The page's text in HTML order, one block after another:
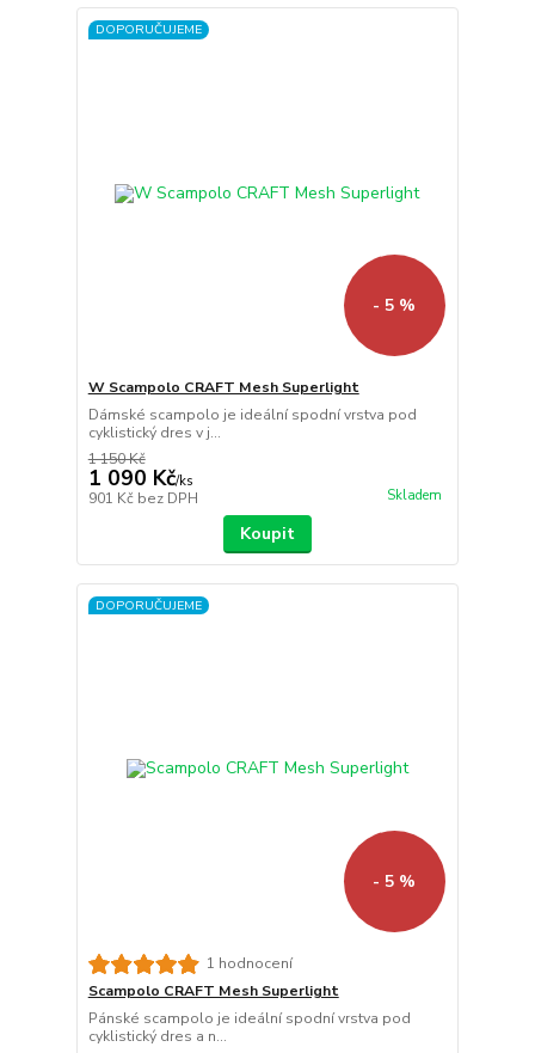
DOPORUČUJEME
- 5 %
W Scampolo CRAFT Mesh Superlight
Dámské scampolo je ideální spodní vrstva pod
cyklistický dres v j...
1 150 Kč
1 090 Kč/ks
901 Kč bez DPH Skladem
Koupit
DOPORUČUJEME
- 5 %
1 hodnocení
Scampolo CRAFT Mesh Superlight
Pánské scampolo je ideální spodní vrstva pod
cyklistický dres a n...